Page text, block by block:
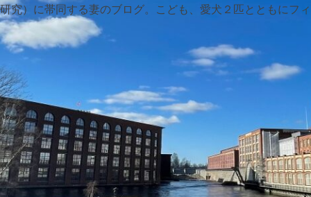
究）に帯同する妻のブログ。こども、愛犬２匹とともにフ